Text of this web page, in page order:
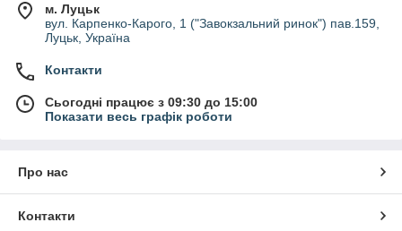
м. Луцьк
вул. Карпенко-Карого, 1 ("Завокзальний ринок") пав.159,
Луцьк, Україна
Контакти
Сьогодні працює з 09:30 до 15:00
Показати весь графік роботи
Про нас
Контакти